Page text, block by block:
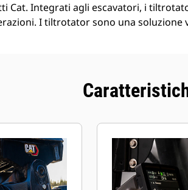
Cat. Integrati agli escavatori, i
I tiltrotator sono una soluzione